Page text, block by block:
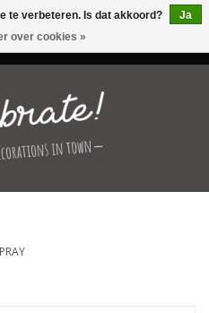
te verbeteren. Is dat akkoord?
Ja
over cookies »